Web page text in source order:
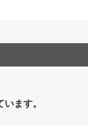
ます。